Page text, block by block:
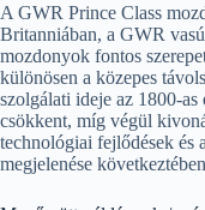
A GWR Prince Class
Britanniában, a GWR
mozdonyok fontos
különösen a közepes
szolgálati ideje az 1800-
csökkent, míg végül
technológiai fejlődések és
megjelenése